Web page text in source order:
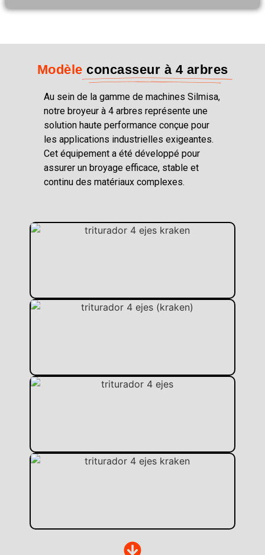
Modèle concasseur à 4 arbres
Au sein de la gamme de machines Silmisa,
notre broyeur à 4 arbres représente une
solution haute performance conçue pour
les applications industrielles exigeantes.
Cet équipement a été développé pour
assurer un broyage efficace, stable et
continu des matériaux complexes.